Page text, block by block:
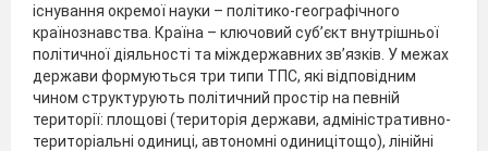
існування окремої науки – політико-географічного
країнознавства. Країна – ключовий суб’єкт внутрішньої
політичної діяльності та міждержавних зв’язків. У межах
держави формуються три типи ТПС, які відповідним
чином структурують політичний простір на певній
території: площові (територія держави, адміністративно-
територіальні одиниці, автономні одиницітощо), лінійні